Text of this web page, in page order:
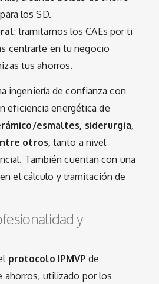
los SD.
: tramitamos los CAEs por ti
centrarte en tu negocio
tus ahorros.
ingeniería de confianza con
eficiencia energética de
esmaltes, siderurgia,
otros, tanto a nivel
También cuentan con una
el cálculo y tramitación de
y
protocolo IPMVP de
ahorros, utilizado por los